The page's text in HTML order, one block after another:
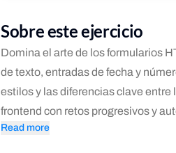
Sobre este ejercicio
Domina el arte de los formularios
de texto, entradas de fecha y
estilos y las diferencias clave
frontend con retos progresivos y
Read more